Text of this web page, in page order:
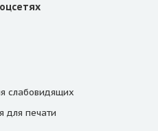
слабовидящих
для печати